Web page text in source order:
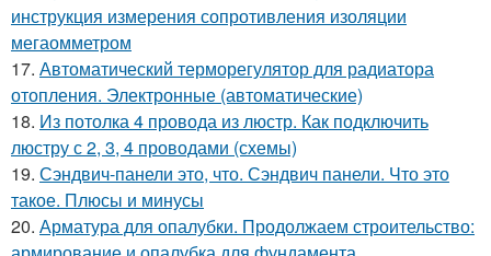
инструкция измерения сопротивления изоляции
мегаомметром
17. Автоматический терморегулятор для радиатора
отопления. Электронные (автоматические)
18. Из потолка 4 провода из люстр. Как подключить
люстру с 2, 3, 4 проводами (схемы)
19. Сэндвич-панели это, что. Сэндвич панели. Что это
такое. Плюсы и минусы
20. Арматура для опалубки. Продолжаем строительство: